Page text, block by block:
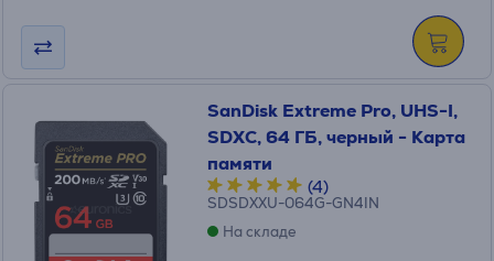
SanDisk Extreme Pro, UHS-I,
SDXC, 64 ГБ, черный - Карта
памяти
(4)
SDSDXXU-064G-GN4IN
На складе